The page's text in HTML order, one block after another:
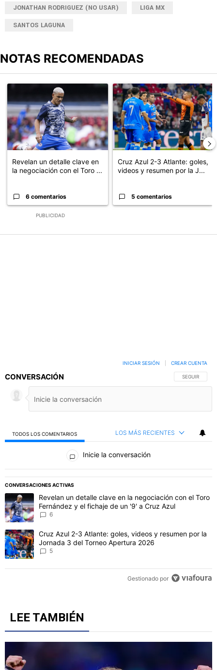
JONATHAN RODRIGUEZ (NO USAR)
LIGA MX
SANTOS LAGUNA
NOTAS RECOMENDADAS
PUBLICIDAD
Un artículo de tendencia con el título "Revelan un detalle clave
Revelan un detalle clave en
la negociación con el Toro ...
6 comentarios
Un artículo de tendencia con el
Cruz Azul 2-3 Atlante: goles,
videos y resumen por la J...
5 comentarios
CONVERSACIÓN SIGA ESTA
SEGUIR
INICIAR SESIÓN CREAR CUENTA
TODOS LOS COMENTARIOS LOS MÁS RECIENTES
Todos los comentarios
Inicie la conversación
CONVERSACIONES ACTIVAS
Este listado muestra los artículos con más comentarios en los
Un artículo de tendencia con el título "Revelan un detalle clave
Revelan un detalle clave en la negociación con el Toro
Fernández y el fichaje de un '9' a Cruz Azul
Un artículo de tendencia con el título "Cruz Azul 2-3 Atlante:
Cruz Azul 2-3 Atlante: goles, videos y resumen por la
LEE TAMBIÉN